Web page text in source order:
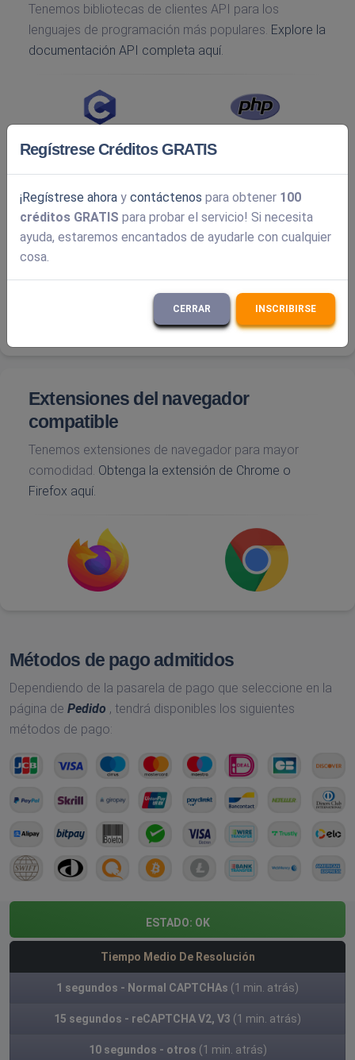
Tenemos bibliotecas de clientes API para los
lenguajes de programación más populares. Explore la
documentación API completa aquí.
Extensiones del navegador
compatible
Tenemos extensiones de navegador para mayor
comodidad. Obtenga la extensión de Chrome o
Firefox aquí.
Métodos de pago admitidos
Dependiendo de la pasarela de pago que seleccione en la
página de Pedido , tendrá disponibles los siguientes
métodos de pago:
ESTADO: OK
Tiempo Medio De Resolución
1 segundos - Normal CAPTCHAs (1 min. atrás)
15 segundos - reCAPTCHA V2, V3 (1 min. atrás)
10 segundos - otros (1 min. atrás)
Regístrese Créditos GRATIS
¡Regístrese ahora y contáctenos para obtener 100
créditos GRATIS para probar el servicio! Si necesita
ayuda, estaremos encantados de ayudarle con cualquier
cosa.
CERRAR INSCRIBIRSE